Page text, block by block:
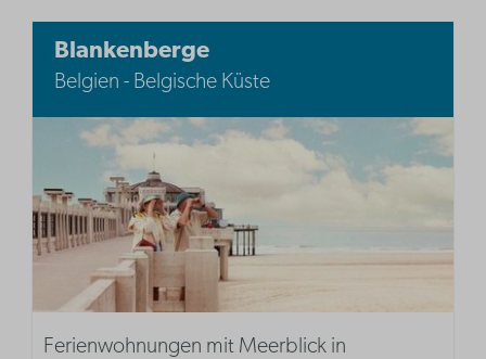
Blankenberge
Belgien - Belgische Küste
Ferienwohnungen mit Meerblick in